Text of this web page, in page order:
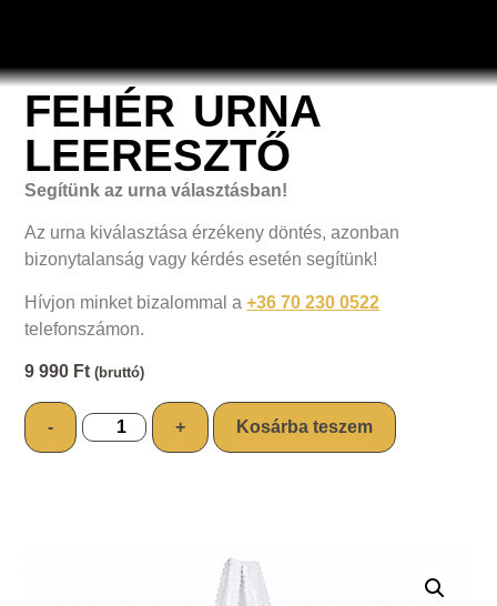
FEHÉR URNA
LEERESZTŐ
Segítünk az urna választásban!
Az urna kiválasztása érzékeny döntés, azonban
bizonytalanság vagy kérdés esetén segítünk!
Hívjon minket bizalommal a+36 70 230 0522
telefonszámon.
9 990 Ft (bruttó)
- + Kosárba teszem